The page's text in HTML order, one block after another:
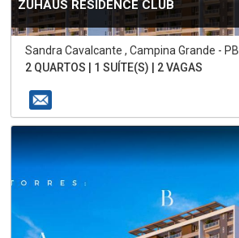
ZUHAUS RESIDENCE CLUB
Sandra Cavalcante , Campina Grande - PB
2 QUARTOS | 1 SUÍTE(S) | 2 VAGAS